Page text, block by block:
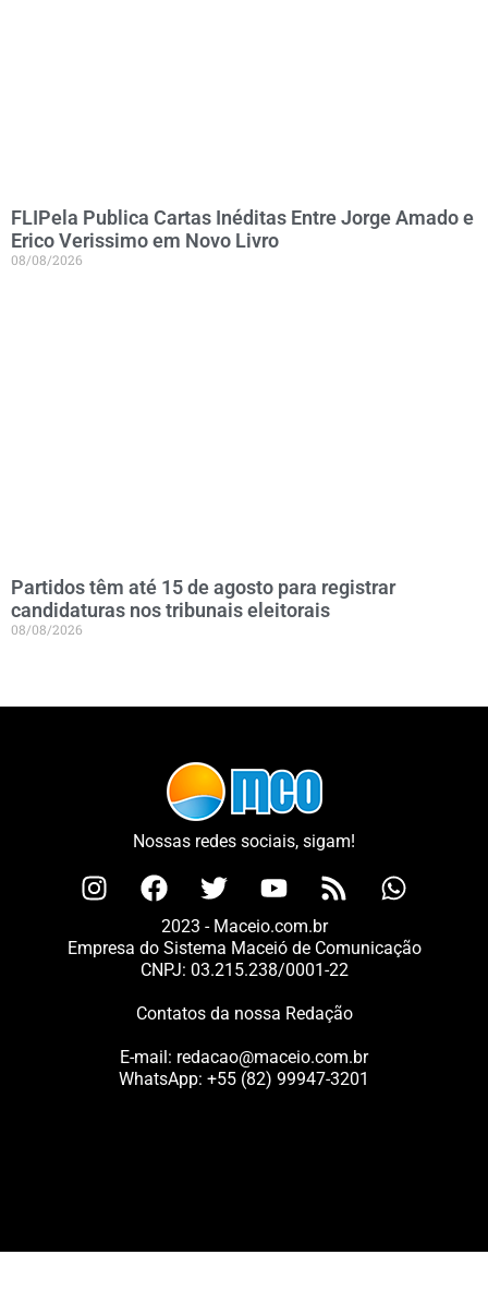
FLIPela Publica Cartas Inéditas Entre Jorge Amado e
Erico Verissimo em Novo Livro
08/08/2026
Partidos têm até 15 de agosto para registrar
candidaturas nos tribunais eleitorais
08/08/2026
Nossas redes sociais, sigam!
2023 - Maceio.com.br
Empresa do Sistema Maceió de Comunicação
CNPJ: 03.215.238/0001-22
Contatos da nossa Redação
E-mail: redacao@maceio.com.br
WhatsApp: +55 (82) 99947-3201